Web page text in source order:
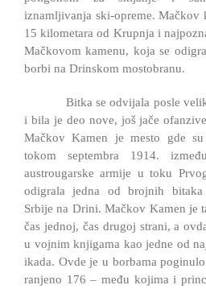
iznamljivanja ski-opreme. Mačkov
15 kilometara od Krupnja i
Mačkovom kamenu, koja se
borbi na Drinskom mostobranu.
Bitka se odvijala posle velike
i bila je deo nove, još jače
Mačkov Kamen je mesto gde
tokom septembra 1914.
austrougarske armije u toku
odigrala jedna od brojnih
Srbije na Drini. Mačkov Kamen je
čas jednoj, čas drugoj strani, a
u vojnim knjigama kao jedne od
ikada. Ovde je u borbama
ranjeno 176 – među kojima i